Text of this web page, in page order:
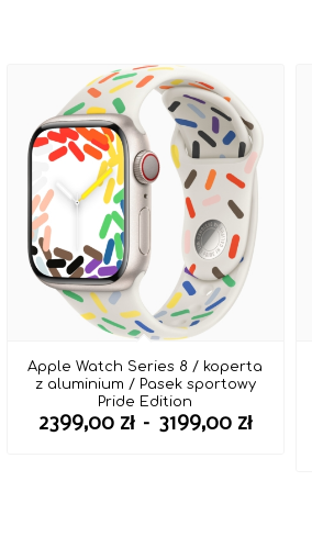
Apple Watch Series 8 / koperta
z aluminium / Pasek sportowy
Pride Edition
2399,00 zł – 3199,00 złZakres